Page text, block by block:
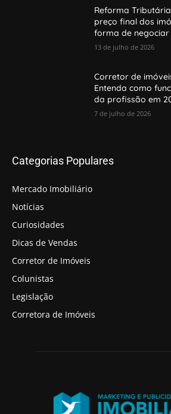
Reforma
preço final dos
forma de negociar
13 de julho de 2026
Corretor de
Entenda como
da profissão em
7 de julho de 2026
Categorias Populares
Mercado Imobiliário
Notícias
Curiosidades
Dicas de Vendas
Corretor de Imóveis
Colunistas
Legislação
Corretora de Imóveis